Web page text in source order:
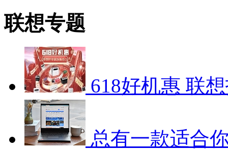
联想专题
618好机惠 联
总有一款适合